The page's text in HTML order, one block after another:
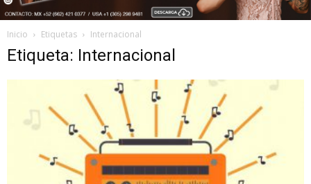
Inicio Etiquetas Internacional
Etiqueta: Internacional